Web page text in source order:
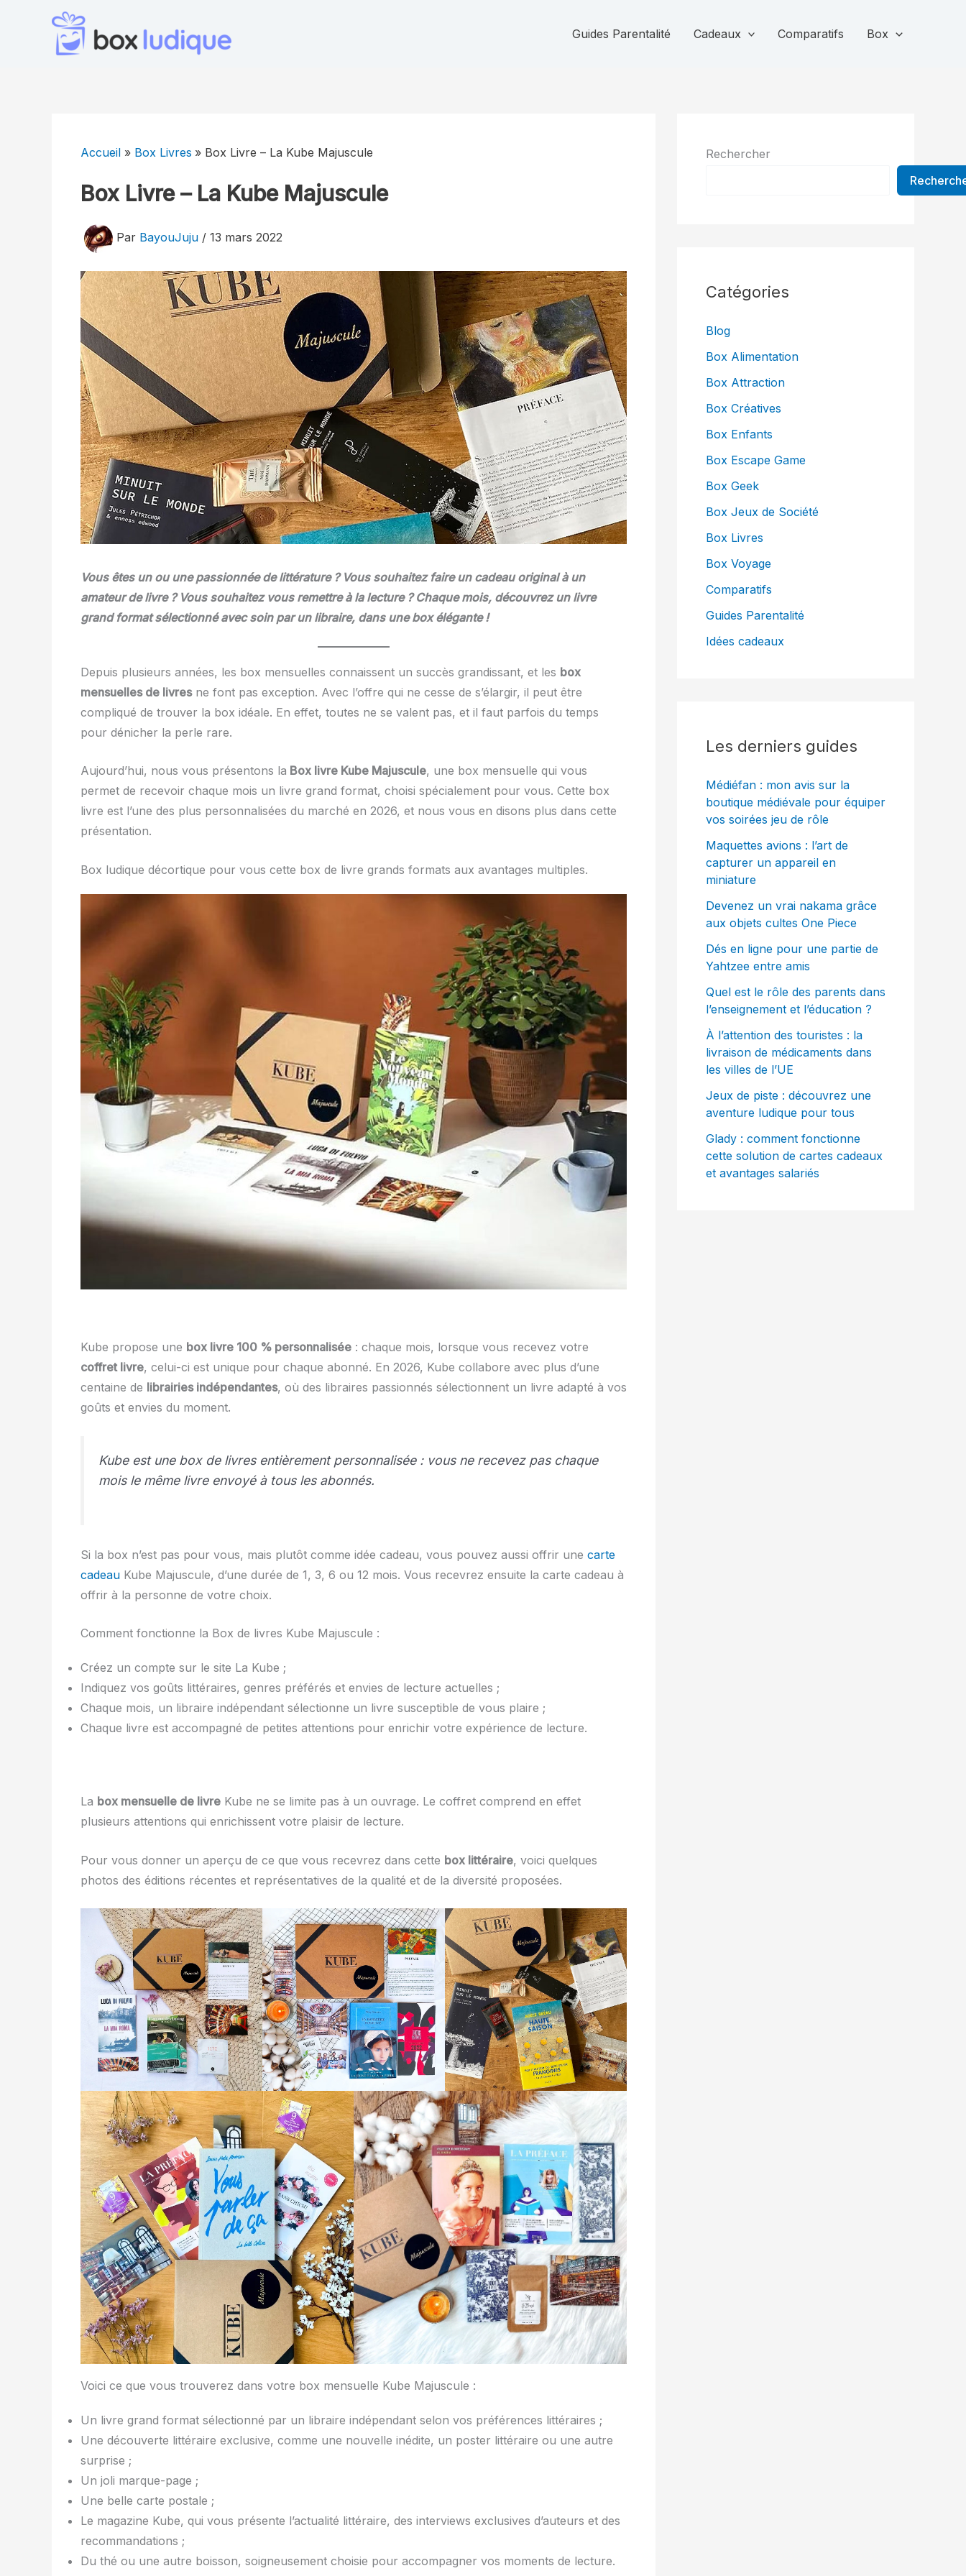
Guides Parentalité Cadeaux Comparatifs Box
Accueil Box Livres Box Livre – La Kube Majuscule
Box Livre – La Kube Majuscule
Par BayouJuju / 13 mars 2022
Vous êtes un ou une passionnée de littérature ? Vous souhaitez faire un cadeau original à un
amateur de livre ? Vous souhaitez vous remettre à la lecture ? Chaque mois, découvrez un livre
grand format sélectionné avec soin par un libraire, dans une box élégante !
Depuis plusieurs années, les box mensuelles connaissent un succès grandissant, et les box
mensuelles de livresne font pas exception. Avec l’offre qui ne cesse de s’élargir, il peut être
compliqué de trouver la box idéale. En effet, toutes ne se valent pas, et il faut parfois du temps
pour dénicher la perle rare.
Aujourd’hui, nous vous présentons la Box livre Kube Majuscule, une box mensuelle qui vous
permet de recevoir chaque mois un livre grand format, choisi spécialement pour vous. Cette box
livre est l’une des plus personnalisées du marché en 2026, et nous vous en disons plus dans cette
présentation.
Box ludique décortique pour vous cette box de livre grands formats aux avantages multiples.
Kube propose une box livre 100 % personnalisée : chaque mois, lorsque vous recevez votre
coffret livre, celui-ci est unique pour chaque abonné. En 2026, Kube collabore avec plus d’une
centaine de librairies indépendantes, où des libraires passionnés sélectionnent un livre adapté à vos
goûts et envies du moment.
Kube est une box de livres entièrement personnalisée : vous ne recevez pas chaque
mois le même livre envoyé à tous les abonnés.
Si la box n’est pas pour vous, mais plutôt comme idée cadeau, vous pouvez aussi offrir une carte
cadeau Kube Majuscule, d’une durée de 1, 3, 6 ou 12 mois. Vous recevrez ensuite la carte cadeau à
offrir à la personne de votre choix.
Comment fonctionne la Box de livres Kube Majuscule :
Créez un compte sur le site La Kube ;
Indiquez vos goûts littéraires, genres préférés et envies de lecture actuelles ;
Chaque mois, un libraire indépendant sélectionne un livre susceptible de vous plaire ;
Chaque livre est accompagné de petites attentions pour enrichir votre expérience de lecture.
La box mensuelle de livre Kube ne se limite pas à un ouvrage. Le coffret comprend en effet
plusieurs attentions qui enrichissent votre plaisir de lecture.
Pour vous donner un aperçu de ce que vous recevrez dans cette box littéraire, voici quelques
photos des éditions récentes et représentatives de la qualité et de la diversité proposées.
Voici ce que vous trouverez dans votre box mensuelle Kube Majuscule :
Un livre grand format sélectionné par un libraire indépendant selon vos préférences littéraires ;
Une découverte littéraire exclusive, comme une nouvelle inédite, un poster littéraire ou une autre
surprise ;
Un joli marque-page ;
Une belle carte postale ;
Le magazine Kube, qui vous présente l’actualité littéraire, des interviews exclusives d’auteurs et des
recommandations ;
Du thé ou une autre boisson, soigneusement choisie pour accompagner vos moments de lecture.
Rechercher
Catégories
Blog
Box Alimentation
Box Attraction
Box Créatives
Box Enfants
Box Escape Game
Box Geek
Box Jeux de Société
Box Livres
Box Voyage
Comparatifs
Guides Parentalité
Idées cadeaux
Les derniers guides
Médiéfan : mon avis sur la
boutique médiévale pour équiper
vos soirées jeu de rôle
Maquettes avions : l’art de
capturer un appareil en
miniature
Devenez un vrai nakama grâce
aux objets cultes One Piece
Dés en ligne pour une partie de
Yahtzee entre amis
Quel est le rôle des parents dans
l’enseignement et l’éducation ?
À l’attention des touristes : la
livraison de médicaments dans
les villes de l’UE
Jeux de piste : découvrez une
aventure ludique pour tous
Glady : comment fonctionne
cette solution de cartes cadeaux
et avantages salariés